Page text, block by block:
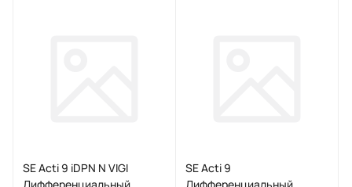
SE Acti 9 iDPN N VIGI
Дифференциальный
SE Acti 9
Дифференциальный